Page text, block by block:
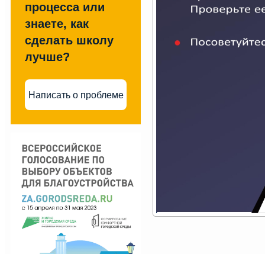
процесса или
знаете, как
сделать школу
лучше?
Написать о проблеме